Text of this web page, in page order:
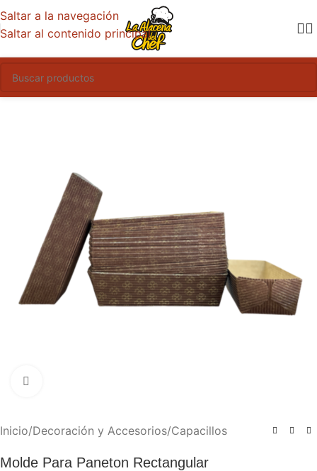
Saltar a la navegación
Saltar al contenido principal
Inicio/Decoración y Accesorios/Capacillos
Molde Para Paneton Rectangular